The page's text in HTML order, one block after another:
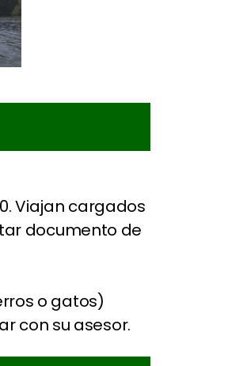
Viajan cargados
documento de
o gatos)
con su asesor.